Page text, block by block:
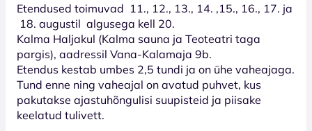
Etendused toimuvad 11., 12., 13., 14. ,15., 16., 17. ja
18. augustil algusega kell 20.
Kalma Haljakul (Kalma sauna ja Teoteatri taga
pargis), aadressil Vana-Kalamaja 9b.
Etendus kestab umbes 2,5 tundi ja on ühe vaheajaga.
Tund enne ning vaheajal on avatud puhvet, kus
pakutakse ajastuhõngulisi suupisteid ja piisake
keelatud tulivett.